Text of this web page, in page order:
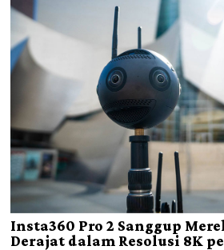
Insta360 Pro 2 Sanggup
Derajat dalam Resolusi 8K